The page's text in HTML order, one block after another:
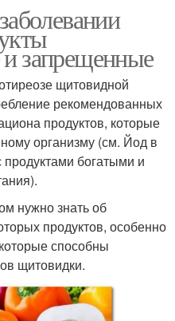
запрещенные
щитовидной
рекомендованных
продуктов, которые
организму (см. Йод в
продуктами богатыми и
нужно знать об
продуктов, особенно
способны
щитовидки.